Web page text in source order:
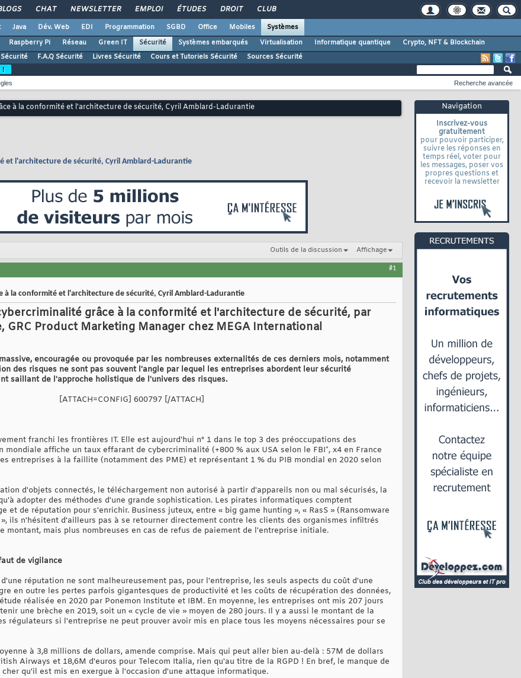
CHAT NEWSLETTER EMPLOI ÉTUDES DROIT CLUB
Java Dév. Web EDI Programmation SGBD Office Mobiles
Systèmes
Raspberry Pi Réseau Green IT Sécurité Systèmes embarqués Virtualisation Informatique quantique
Crypto, NFT & Blockchain
F.A.Q Sécurité Livres Sécurité Cours et Tutoriels Sécurité Sources Sécurité
Navigation
Inscrivez-vous
gratuitement
pour pouvoir participer,
suivre les réponses en
temps réel, voter pour
les messages, poser vos
propres questions et
recevoir la newsletter
!
Recherche avancée
à la conformité et l'architecture de sécurité, Cyril Amblard-Ladurantie
et l'architecture de sécurité, Cyril Amblard-Ladurantie
Outils de la discussion Affichage
#1
à la conformité et l'architecture de sécurité, Cyril Amblard-Ladurantie
grâce à la conformité et l'architecture de sécurité, par
GRC Product Marketing Manager chez MEGA International
encouragée ou provoquée par les nombreuses externalités de ces derniers mois, notamment
des risques ne sont pas souvent l'angle par lequel les entreprises abordent leur sécurité
saillant de l'approche holistique de l'univers des risques.
[ATTACH=CONFIG] 600797 [/ATTACH]
franchi les frontières IT. Elle est aujourd'hui n° 1 dans le top 3 des préoccupations des
affiche un taux effarant de cybercriminalité (+800 % aux USA selon le FBI*, x4 en France
entreprises à la faillite (notamment des PME) et représentant 1 % du PIB mondial en 2020 selon
d'objets connectés, le téléchargement non autorisé à partir d'appareils non ou mal sécurisés, la
adopter des méthodes d'une grande sophistication. Les pirates informatiques comptent
et de réputation pour s'enrichir. Business juteux, entre « big game hunting », « RasS » (Ransomware
ils n'hésitent d'ailleurs pas à se retourner directement contre les clients des organismes infiltrés
montant, mais plus nombreuses en cas de refus de paiement de l'entreprise initiale.
de vigilance
réputation ne sont malheureusement pas, pour l'entreprise, les seuls aspects du coût d'une
en outre les pertes parfois gigantesques de productivité et les coûts de récupération des données,
réalisée en 2020 par Ponemon Institute et IBM. En moyenne, les entreprises ont mis 207 jours
une brèche en 2019, soit un « cycle de vie » moyen de 280 jours. Il y a aussi le montant de la
régulateurs si l'entreprise ne peut prouver avoir mis en place tous les moyens nécessaires pour se
à 3,8 millions de dollars, amende comprise. Mais qui peut aller bien au-delà : 57M de dollars
Airways et 18,6M d'euros pour Telecom Italia, rien qu'au titre de la RGPD ! En bref, le manque de
qu'il est mis en exergue à l'occasion d'une attaque informatique.